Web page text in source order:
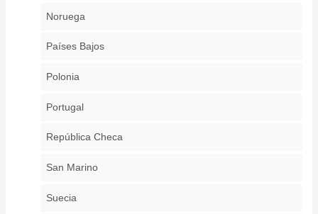
Noruega
Países Bajos
Polonia
Portugal
República Checa
San Marino
Suecia